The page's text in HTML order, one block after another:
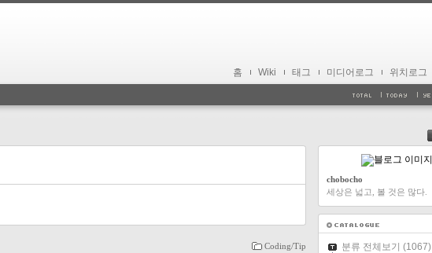
홈 Wiki 태그 미디어로그 위치로그
Coding/Tip
chobocho
세상은 넓고, 볼 것은 많다.
분류 전체보기 (1067)